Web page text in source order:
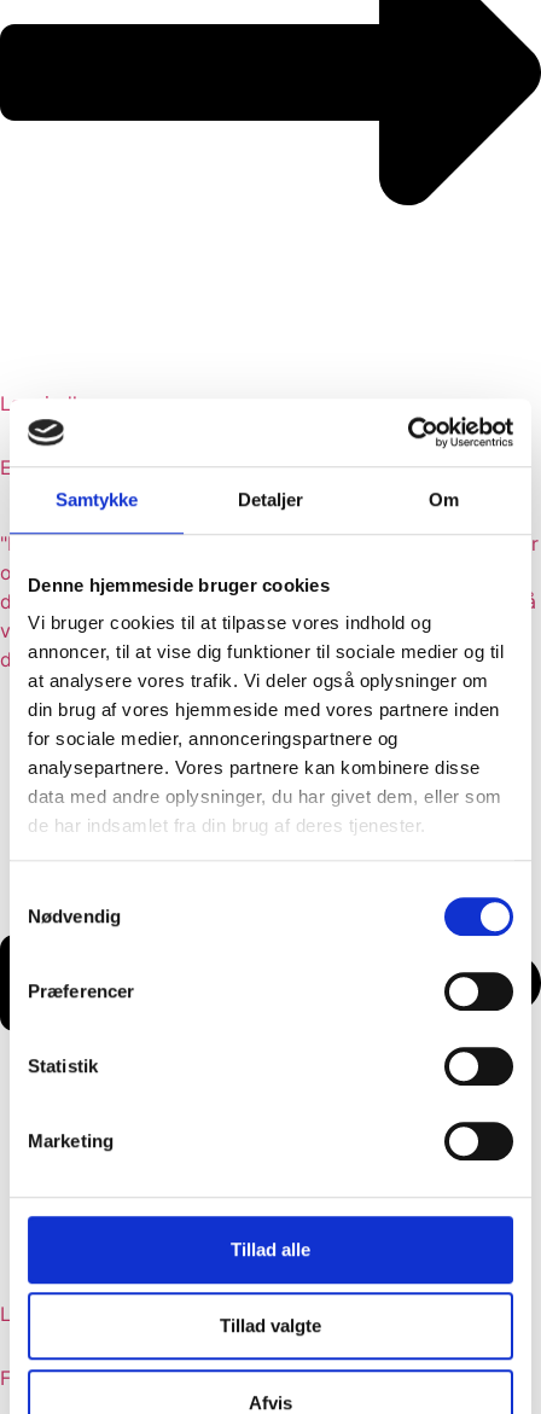
Samtykke Detaljer Om
Denne hjemmeside bruger cookies
Vi bruger cookies til at tilpasse vores indhold og
annoncer, til at vise dig funktioner til sociale medier og til
at analysere vores trafik. Vi deler også oplysninger om
din brug af vores hjemmeside med vores partnere inden
for sociale medier, annonceringspartnere og
analysepartnere. Vores partnere kan kombinere disse
data med andre oplysninger, du har givet dem, eller som
de har indsamlet fra din brug af deres tjenester.
Nødvendig
Præferencer
Statistik
Marketing
Tillad alle
Tillad valgte
Afvis
Læs indlæg
Effektive træningsmetoder til vægttab
"Effektive træningsmetoder til vægttab: De bedste øvelser
og rutiner for at nå dine mål" - I dette blogindlæg vil vi
dykke ned i de mest effektive træningsmetoder til at opnå
vægttab. Vi vil gennemgå forskellige øvelser og rutiner,
der er
Læs indlæg
Forskellen på Styrketræning og Cardio